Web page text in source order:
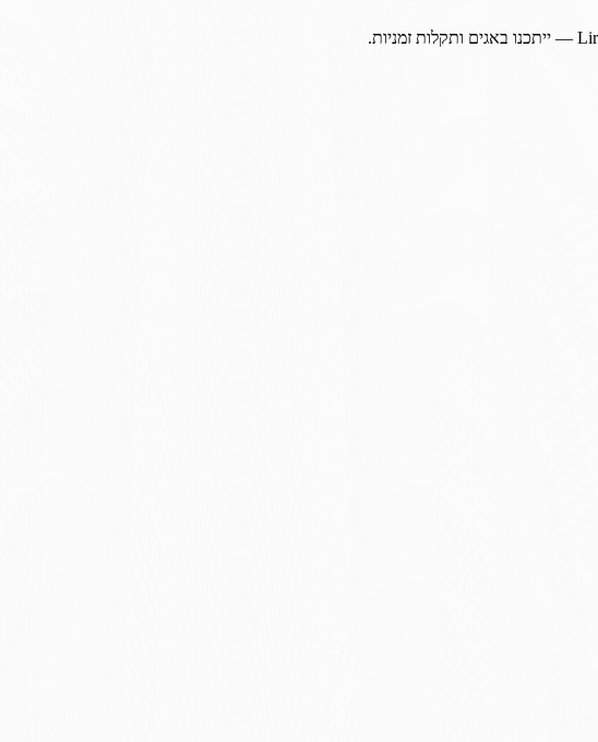
— ייתכנו באגים ותקלות זמניות.